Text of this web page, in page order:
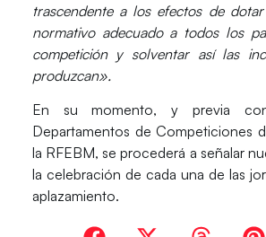
trascendente a los efectos de
normativo adecuado a todos los
competición y solventar así las
produzcan».
En su momento, y previa
Departamentos de Competiciones
la RFEBM, se procederá a señalar
la celebración de cada una de las
aplazamiento.